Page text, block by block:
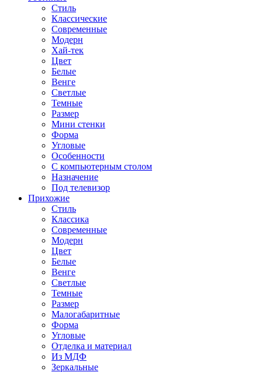
Стиль
Классические
Современные
Модерн
Хай-тек
Цвет
Белые
Венге
Светлые
Темные
Размер
Мини стенки
Форма
Угловые
Особенности
С компьютерным столом
Назначение
Под телевизор
Прихожие
Стиль
Классика
Современные
Модерн
Цвет
Белые
Венге
Светлые
Темные
Размер
Малогабаритные
Форма
Угловые
Отделка и материал
Из МДФ
Зеркальные